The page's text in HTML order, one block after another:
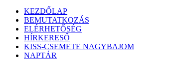
KEZDŐLAP
BEMUTATKOZÁS
ELÉRHETŐSÉG
HÍRKERESŐ
KISS-CSEMETE NAGYBAJOM
NAPTÁR